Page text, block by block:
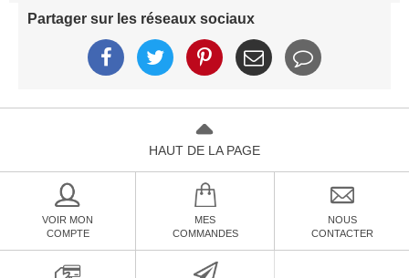
Partager sur les réseaux sociaux
HAUT DE LA PAGE
VOIR MON
COMPTE
MES
COMMANDES
NOUS
CONTACTER